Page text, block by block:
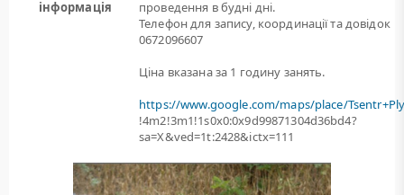
інформація
проведення в будні дні.
Телефон для запису, координації та довідок
0672096607
Ціна вказана за 1 годину занять.
https://www.google.com/maps/place/
!4m2!3m1!1s0x0:0x9d99871304d36bd4?
sa=X&ved=1t:2428&ictx=111